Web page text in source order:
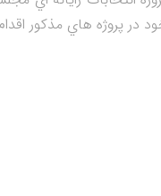
در پروژه هاي مذكور